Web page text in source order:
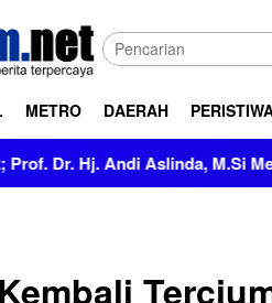
METRO DAERAH
M.Si Mendapat Dukungan